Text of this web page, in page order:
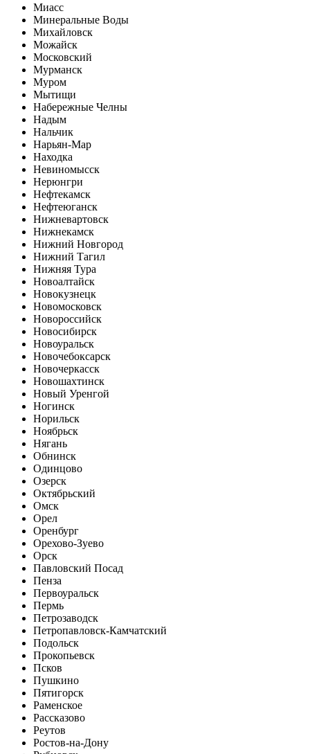
Миасс
Минеральные Воды
Михайловск
Можайск
Московский
Мурманск
Муром
Мытищи
Набережные Челны
Надым
Нальчик
Нарьян-Мар
Находка
Невиномысск
Нерюнгри
Нефтекамск
Нефтеюганск
Нижневартовск
Нижнекамск
Нижний Новгород
Нижний Тагил
Нижняя Тура
Новоалтайск
Новокузнецк
Новомосковск
Новороссийск
Новосибирск
Новоуральск
Новочебоксарск
Новочеркасск
Новошахтинск
Новый Уренгой
Ногинск
Норильск
Ноябрьск
Нягань
Обнинск
Одинцово
Озерск
Октябрьский
Омск
Орел
Оренбург
Орехово-Зуево
Орск
Павловский Посад
Пенза
Первоуральск
Пермь
Петрозаводск
Петропавловск-Камчатский
Подольск
Прокопьевск
Псков
Пушкино
Пятигорск
Раменское
Рассказово
Реутов
Ростов-на-Дону